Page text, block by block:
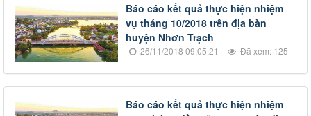
Báo cáo kết quả thực hiện nhiệm
vụ tháng 10/2018 trên địa bàn
huyện Nhơn Trạch
26/11/2018 09:05:21 Đã xem: 125
Báo cáo kết quả thực hiện nhiệm